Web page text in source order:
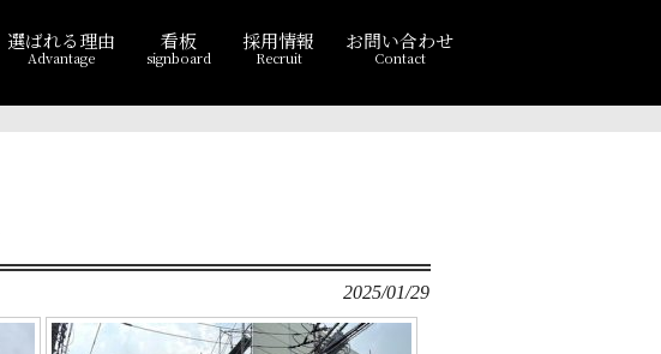
選ばれる理由
Advantage
看板
signboard
採用情報
Recruit
お問い合わせ
Contact
2025/01/29